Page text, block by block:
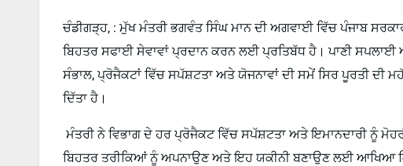
ਚੰਡੀਗੜ੍ਹ, : ਮੁੱਖ ਮੰਤਰੀ ਭਗਵੰਤ ਸਿੰਘ ਮਾਨ ਦੀ ਅਗਵਾਈ ਵਿੱਚ ਪੰਜਾਬ
ਬਿਹਤਰ ਸਫਾਈ ਸੇਵਾਵਾਂ ਪ੍ਰਦਾਨ ਕਰਨ ਲਈ ਪ੍ਰਤਿਬੱਧ ਹੈ। ਪਾਣੀ ਸਪਲਾਈ
ਸੰਭਾਲ, ਪ੍ਰੋਜੈਕਟਾਂ ਵਿੱਚ ਸਪੱਸ਼ਟਤਾ ਅਤੇ ਯੋਜਨਾਵਾਂ ਦੀ ਸਮੇਂ ਸਿਰ ਪੂਰਤੀ ਦੀ
ਦਿੱਤਾ ਹੈ।
ਮੰਤਰੀ ਨੇ ਵਿਭਾਗ ਦੇ ਹਰ ਪ੍ਰੋਜੈਕਟ ਵਿੱਚ ਸਪੱਸ਼ਟਤਾ ਅਤੇ ਇਮਾਨਦਾਰੀ ਨੂੰ
ਬਿਹਤਰ ਤਰੀਕਿਆਂ ਨੂੰ ਅਪਨਾਉਣ ਅਤੇ ਇਹ ਯਕੀਨੀ ਬਣਾਉਣ ਲਈ ਆਖਿਆ